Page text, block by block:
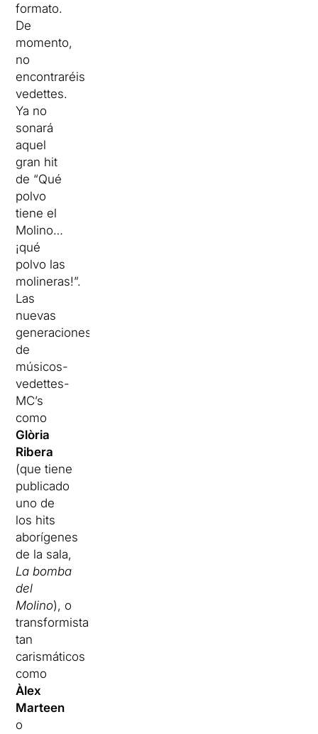
formato.
De
momento,
no
encontraréis
vedettes.
Ya no
sonará
aquel
gran hit
de “Qué
polvo
tiene el
Molino…
¡qué
polvo las
molineras!”.
Las
nuevas
generaciones
de
músicos-
vedettes-
MC’s
como
Glòria
Ribera
(que tiene
publicado
uno de
los hits
aborígenes
de la sala,
La bomba
del
Molino), o
transformistas
tan
carismáticos
como
Àlex
Marteen
o